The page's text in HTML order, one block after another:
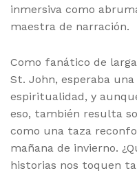
inmersiva como
maestra de narración.
Como fanático de
St. John, esperaba
espiritualidad, y
eso, también resulta
como una taza
mañana de invierno.
historias nos toquen